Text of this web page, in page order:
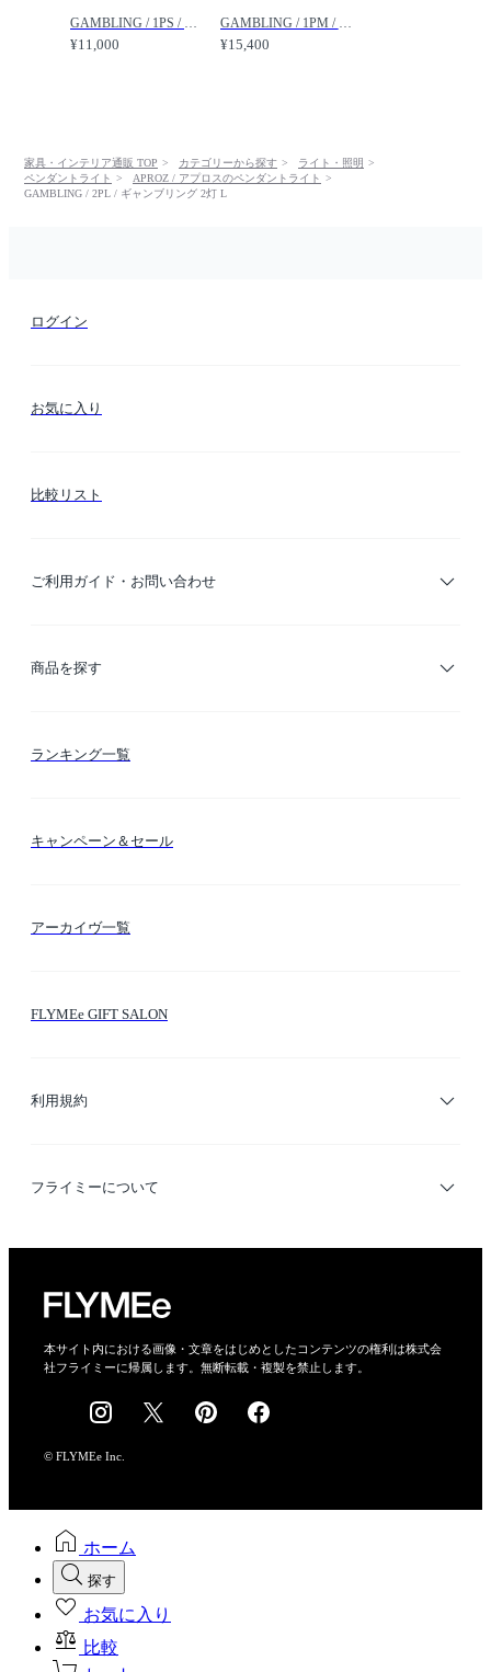
GAMBLING / 1PS / ギャンブリング 1灯 S /
¥11,000
GAMBLING / 1PM / ギャンブリング 1灯 M /
¥15,400
家具・インテリア通販 TOP カテゴリーから探す
ライト・照明
ペンダントライト
APROZ / アプロスのペンダントライト
GAMBLING / 2PL / ギャンブリング 2灯 L
ログイン
お気に入り
比較リスト
ご利用ガイド・お問い合わせ
ご利用ガイド
商品を探す
カテゴリー検索
ランキング一覧
キャンペーン＆セール
アーカイヴ一覧
FLYMEe GIFT SALON
利用規約
利用規約
フライミーについて
会社概要
採用情報
本サイト内における画像・文章をはじめとしたコンテンツの権利は株式会
社フライミーに帰属します。無断転載・複製を禁止します。
© FLYMEe Inc.
ホーム
探す
お気に入り
比較